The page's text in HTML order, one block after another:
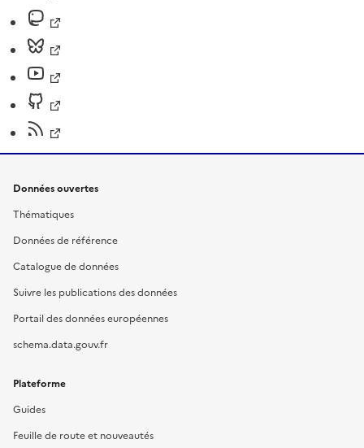
Données ouvertes
Thématiques
Données de référence
Catalogue de données
Suivre les publications des données
Portail des données européennes
schema.data.gouv.fr
Plateforme
Guides
Feuille de route et nouveautés